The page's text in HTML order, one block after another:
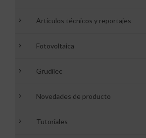
Artículos técnicos y reportajes
Fotovoltaica
Grudilec
Novedades de producto
Tutoriales